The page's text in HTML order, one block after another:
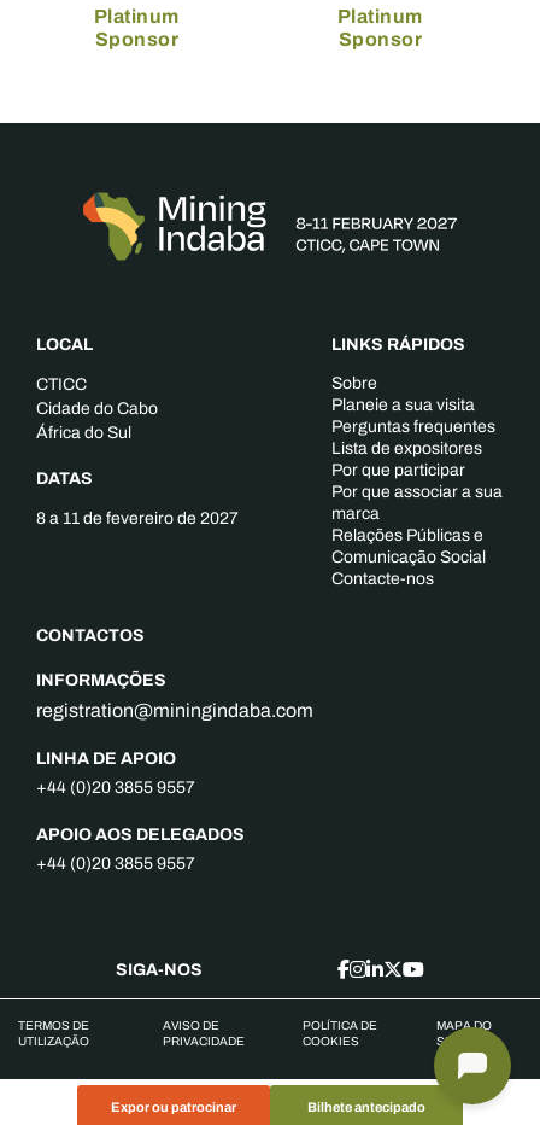
Expor ou patrocinar Bilhete antecipado
Platinum
Sponsor
Platinum
Sponsor
LOCAL
CTICC
Cidade do Cabo
África do Sul
DATAS
8 a 11 de fevereiro de 2027
CONTACTOS
INFORMAÇÕES
registration@miningindaba.com
LINHA DE APOIO
+44 (0)20 3855 9557
APOIO AOS DELEGADOS
+44 (0)20 3855 9557
LINKS RÁPIDOS
Sobre
Planeie a sua visita
Perguntas frequentes
Lista de expositores
Por que participar
Por que associar a sua
marca
Relações Públicas e
Comunicação Social
Contacte-nos
SIGA-NOS
TERMOS DE
UTILIZAÇÃO
AVISO DE
PRIVACIDADE
POLÍTICA DE
COOKIES
MAPA DO
SITE